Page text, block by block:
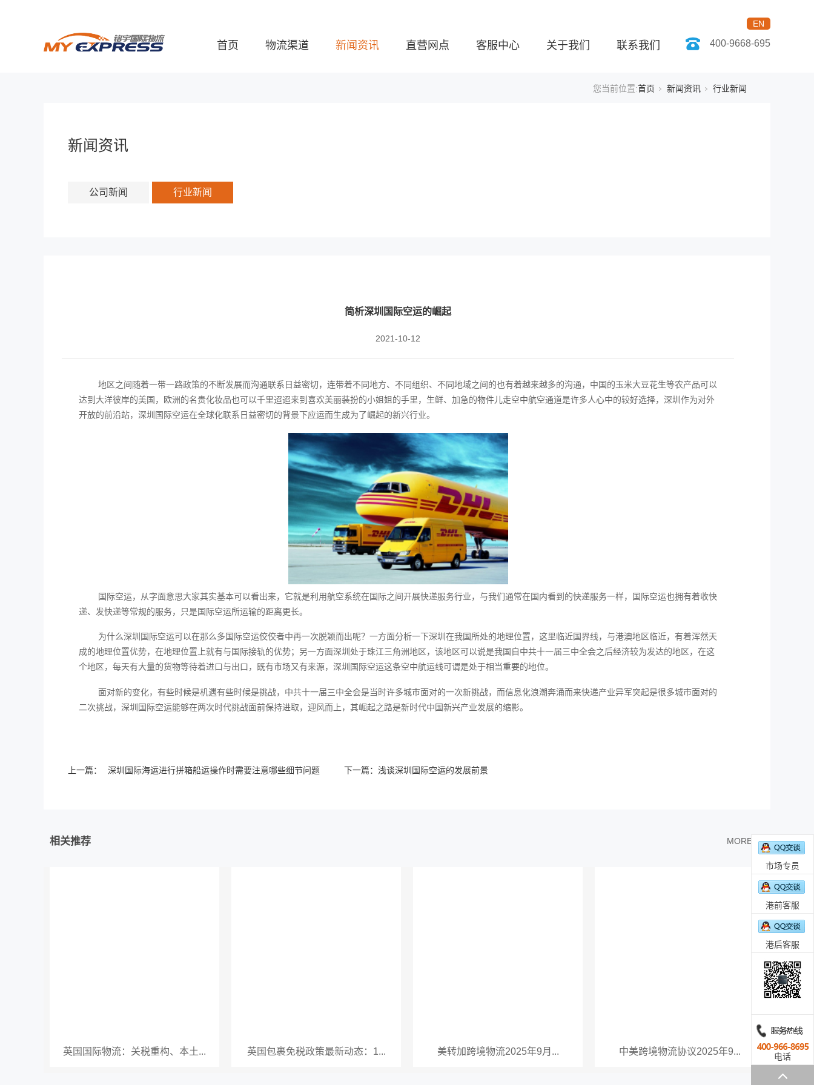
首页 物流渠道 新闻资讯 直营网点 客服中心 关于我们 联系我们
EN
400-9668-695
您当前位置:首页 新闻资讯 行业新闻
新闻资讯
公司新闻 行业新闻
简析深圳国际空运的崛起
2021-10-12
地区之间随着一带一路政策的不断发展而沟通联系日益密切，连带着不同地方、不同组织、不同地域之间的也有着越来越多的沟通，中国的玉米大豆花生等农产品可以
达到大洋彼岸的美国，欧洲的名贵化妆品也可以千里迢迢来到喜欢美丽装扮的小姐姐的手里，生鲜、加急的物件儿走空中航空通道是许多人心中的较好选择，深圳作为对外
开放的前沿站， 深圳国际空运在全球化联系日益密切的背景下应运而生成为了崛起的新兴行业。
国际空运，从字面意思大家其实基本可以看出来，它就是利用航空系统在国际之间开展快递服务行业，与我们通常在国内看到的快递服务一样，国际空运也拥有着收快
递、发快递等常规的服务，只是国际空运所运输的距离更长。
为什么深圳国际空运可以在那么多国际空运佼佼者中再一次脱颖而出呢？一方面分析一下深圳在我国所处的地理位置，这里临近国界线，与港澳地区临近，有着浑然天
成的地理位置优势，在地理位置上就有与国际接轨的优势；另一方面深圳处于珠江三角洲地区，该地区可以说是我国自中共十一届三中全会之后经济较为发达的地区，在这
个地区，每天有大量的货物等待着进口与出口，既有市场又有来源，深圳国际空运这条空中航运线可谓是处于相当重要的地位。
面对新的变化，有些时候是机遇有些时候是挑战，中共十一届三中全会是当时许多城市面对的一次新挑战，而信息化浪潮奔涌而来快递产业异军突起是很多城市面对的
二次挑战，深圳国际空运能够在两次时代挑战面前保持进取，迎风而上，其崛起之路是新时代中国新兴产业发展的缩影。
上一篇： 深圳国际海运进行拼箱船运操作时需要注意哪些细节问题 下一篇： 浅谈深圳国际空运的发展前景
相关推荐 MORE >>
英国国际物流：关税重构、本土... 英国包裹免税政策最新动态：1... 美转加跨境物流2025年9月... 中美跨境物流协议2025年9...
市场专员
港前客服
港后客服
电话